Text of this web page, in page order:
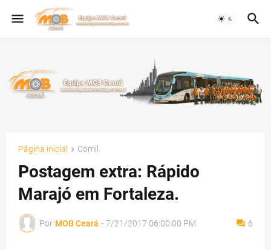
Página inicial Comil
Postagem extra: Rápido
Marajó em Fortaleza.
Por MOB Ceará - 7/21/2017 06:00:00 PM 6